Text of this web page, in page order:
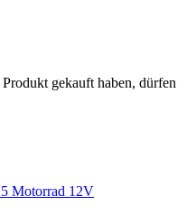
gekauft haben, dürfen